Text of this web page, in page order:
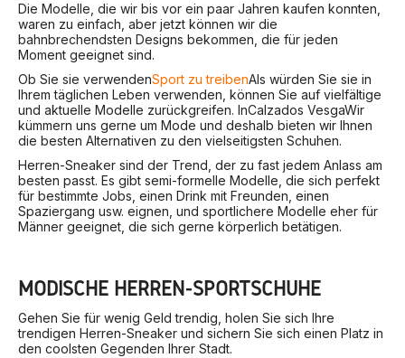
Die Modelle, die wir bis vor ein paar Jahren kaufen konnten,
waren zu einfach, aber jetzt können wir die
bahnbrechendsten Designs bekommen, die für jeden
Moment geeignet sind.
Ob Sie sie verwendenSport zu treibenAls würden Sie sie in
Ihrem täglichen Leben verwenden, können Sie auf vielfältige
und aktuelle Modelle zurückgreifen. InCalzados VesgaWir
kümmern uns gerne um Mode und deshalb bieten wir Ihnen
die besten Alternativen zu den vielseitigsten Schuhen.
Herren-Sneaker sind der Trend, der zu fast jedem Anlass am
besten passt. Es gibt semi-formelle Modelle, die sich perfekt
für bestimmte Jobs, einen Drink mit Freunden, einen
Spaziergang usw. eignen, und sportlichere Modelle eher für
Männer geeignet, die sich gerne körperlich betätigen.
MODISCHE HERREN-SPORTSCHUHE
Gehen Sie für wenig Geld trendig, holen Sie sich Ihre
trendigen Herren-Sneaker und sichern Sie sich einen Platz in
den coolsten Gegenden Ihrer Stadt.